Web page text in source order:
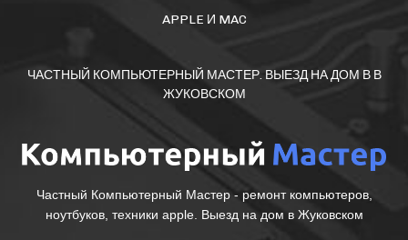
APPLE И MAC
ЧАСТНЫЙ КОМПЬЮТЕРНЫЙ МАСТЕР. ВЫЕЗД НА ДОМ В В
ЖУКОВСКОМ
Частный Компьютерный Мастер - ремонт компьютеров,
ноутбуков, техники apple. Выезд на дом в Жуковском